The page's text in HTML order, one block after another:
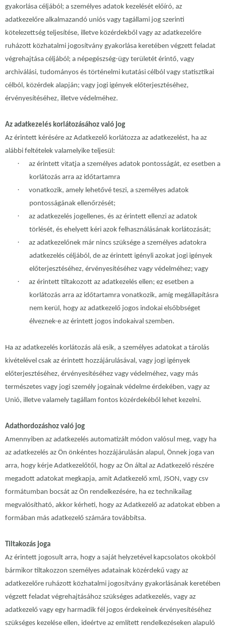
gyakorlása céljából; a személyes adatok kezelését előíró, az
adatkezelőre alkalmazandó uniós vagy tagállami jog szerinti
kötelezettség teljesítése, illetve közérdekből vagy az adatkezelőre
ruházott közhatalmi jogosítvány gyakorlása keretében végzett feladat
végrehajtása céljából; a népegészség-ügy területét érintő, vagy
archiválási, tudományos és történelmi kutatási célból vagy statisztikai
célból, közérdek alapján; vagy jogi igények előterjesztéséhez,
érvényesítéséhez, illetve védelméhez.
Az adatkezelés korlátozásához való jog
Az érintett kérésére az Adatkezelő korlátozza az adatkezelést, ha az
alábbi feltételek valamelyike teljesül:
·
az érintett vitatja a személyes adatok pontosságát, ez esetben a
korlátozás arra az időtartamra
·
vonatkozik, amely lehetővé teszi, a személyes adatok
pontosságának ellenőrzését;
·
az adatkezelés jogellenes, és az érintett ellenzi az adatok
törlését, és ehelyett kéri azok felhasználásának korlátozását;
·
az adatkezelőnek már nincs szüksége a személyes adatokra
adatkezelés céljából, de az érintett igényli azokat jogi igények
előterjesztéséhez, érvényesítéséhez vagy védelméhez; vagy
·
az érintett tiltakozott az adatkezelés ellen; ez esetben a
korlátozás arra az időtartamra vonatkozik, amíg megállapításra
nem kerül, hogy az adatkezelő jogos indokai elsőbbséget
élveznek-e az érintett jogos indokaival szemben.
Ha az adatkezelés korlátozás alá esik, a személyes adatokat a tárolás
kivételével csak az érintett hozzájárulásával, vagy jogi igények
előterjesztéséhez, érvényesítéséhez vagy védelméhez, vagy más
természetes vagy jogi személy jogainak védelme érdekében, vagy az
Unió, illetve valamely tagállam fontos közérdekéből lehet kezelni.
Adathordozáshoz való jog
Amennyiben az adatkezelés automatizált módon valósul meg, vagy ha
az adatkezelés az Ön önkéntes hozzájárulásán alapul, Önnek joga van
arra, hogy kérje Adatkezelőtől, hogy az Ön által az Adatkezelő részére
megadott adatokat megkapja, amit Adatkezelő xml, JSON, vagy csv
formátumban bocsát az Ön rendelkezésére, ha ez technikailag
megvalósítható, akkor kérheti, hogy az Adatkezelő az adatokat ebben a
formában más adatkezelő számára továbbítsa.
Tiltakozás joga
Az érintett jogosult arra, hogy a saját helyzetével kapcsolatos okokból
bármikor tiltakozzon személyes adatainak közérdekű vagy az
adatkezelőre ruházott közhatalmi jogosítvány gyakorlásának keretében
végzett feladat végrehajtásához szükséges adatkezelés, vagy az
adatkezelő vagy egy harmadik fél jogos érdekeinek érvényesítéséhez
szükséges kezelése ellen, ideértve az említett rendelkezéseken alapuló